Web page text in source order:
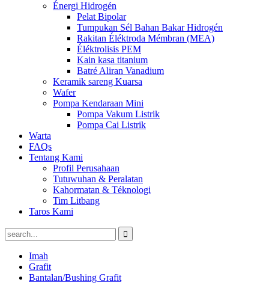
Énergi Hidrogén
Pelat Bipolar
Tumpukan Sél Bahan Bakar Hidrogén
Rakitan Éléktroda Mémbran (MEA)
Éléktrolisis PEM
Kain kasa titanium
Batré Aliran Vanadium
Keramik sareng Kuarsa
Wafer
Pompa Kendaraan Mini
Pompa Vakum Listrik
Pompa Cai Listrik
Warta
FAQs
Tentang Kami
Profil Perusahaan
Tutuwuhan & Peralatan
Kahormatan & Téknologi
Tim Litbang
Taros Kami
Imah
Grafit
Bantalan/Bushing Grafit